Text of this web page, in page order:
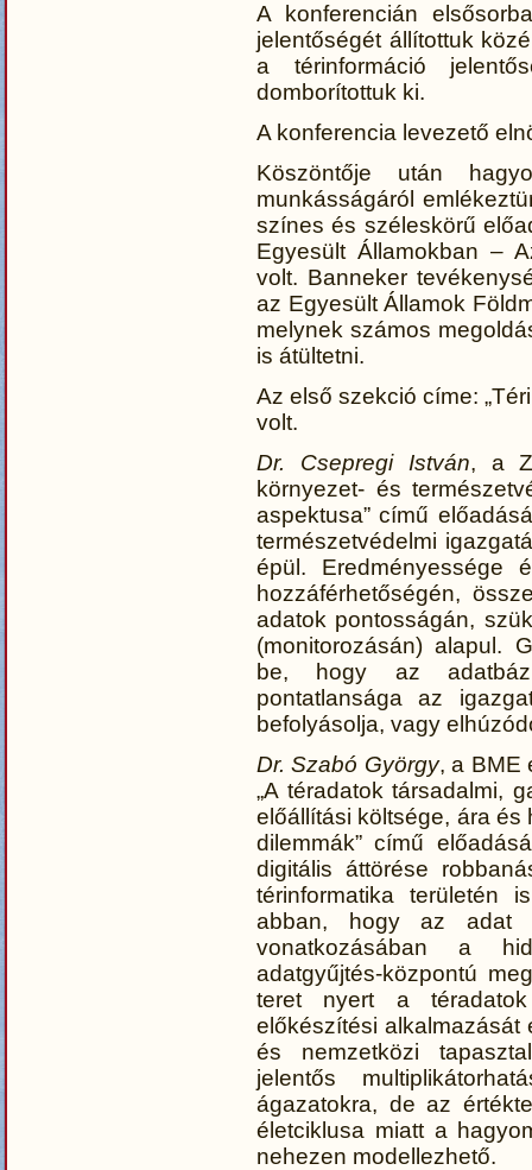
A konferencián
jelentőségét állítottuk
a térinformáció
domborítottuk ki.
A konferencia levezető
Köszöntője után
munkásságáról
színes és széleskörű
Egyesült Államokban –
volt. Banneker
az Egyesült Államok
melynek számos
is átültetni.
Az első szekció címe:
volt.
Dr. Csepregi István, a
környezet- és
aspektusa” című
természetvédelmi
épül. Eredményessége
hozzáférhetőségén,
adatok pontosságán,
(monitorozásán) alapul.
be, hogy az
pontatlansága az
befolyásolja, vagy
Dr. Szabó György, a BME
„A téradatok társadalmi,
előállítási költsége, ára
dilemmák” című
digitális áttörése
térinformatika területén
abban, hogy az adat
vonatkozásában a
adatgyűjtés-központú
teret nyert a téradatok
előkészítési alkalmazását
és nemzetközi
jelentős
ágazatokra, de az
életciklusa miatt a
nehezen modellezhető.